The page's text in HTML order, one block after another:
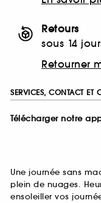
Retours
sous 14
Retourner
SERVICES, CONTACT ET
Télécharger notre
Une journée sans
plein de nuages.
ensoleiller vos